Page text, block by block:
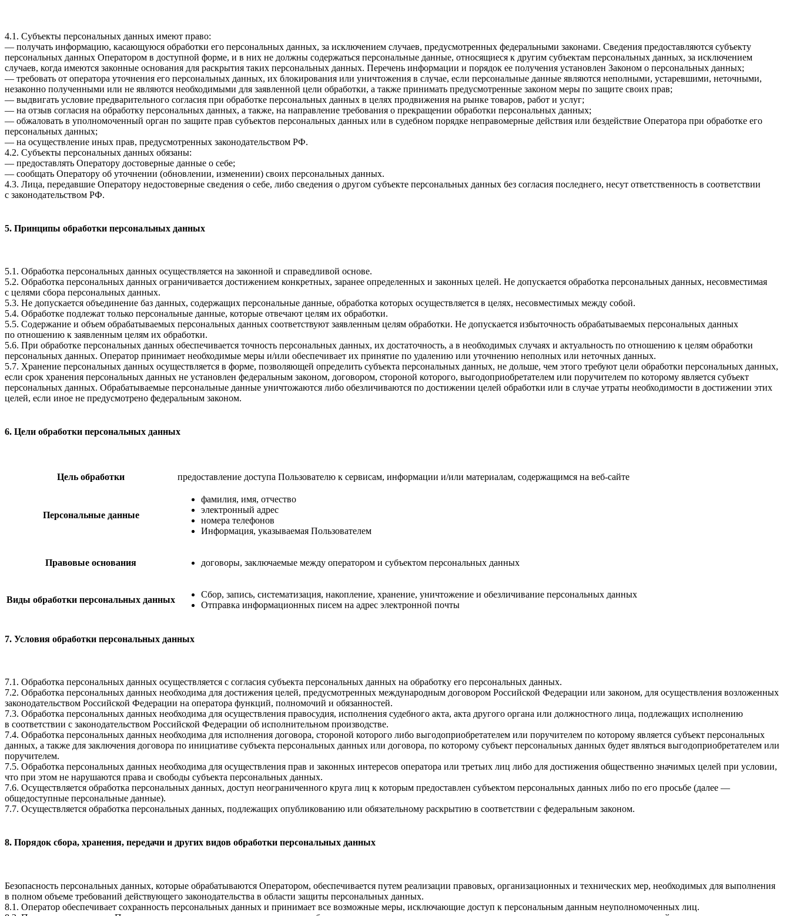
4.1. Субъекты персональных данных имеют право:
— получать информацию, касающуюся обработки его персональных данных, за исключением случаев, предусмотренных федеральными законами. Сведения предоставляются субъекту
персональных данных Оператором в доступной форме, и в них не должны содержаться персональные данные, относящиеся к другим субъектам персональных данных, за исключением
случаев, когда имеются законные основания для раскрытия таких персональных данных. Перечень информации и порядок ее получения установлен Законом о персональных данных;
— требовать от оператора уточнения его персональных данных, их блокирования или уничтожения в случае, если персональные данные являются неполными, устаревшими, неточными,
незаконно полученными или не являются необходимыми для заявленной цели обработки, а также принимать предусмотренные законом меры по защите своих прав;
— выдвигать условие предварительного согласия при обработке персональных данных в целях продвижения на рынке товаров, работ и услуг;
— на отзыв согласия на обработку персональных данных, а также, на направление требования о прекращении обработки персональных данных;
— обжаловать в уполномоченный орган по защите прав субъектов персональных данных или в судебном порядке неправомерные действия или бездействие Оператора при обработке его
персональных данных;
— на осуществление иных прав, предусмотренных законодательством РФ.
4.2. Субъекты персональных данных обязаны:
— предоставлять Оператору достоверные данные о себе;
— сообщать Оператору об уточнении (обновлении, изменении) своих персональных данных.
4.3. Лица, передавшие Оператору недостоверные сведения о себе, либо сведения о другом субъекте персональных данных без согласия последнего, несут ответственность в соответствии
с законодательством РФ.
5. Принципы обработки персональных данных
5.1. Обработка персональных данных осуществляется на законной и справедливой основе.
5.2. Обработка персональных данных ограничивается достижением конкретных, заранее определенных и законных целей. Не допускается обработка персональных данных, несовместимая
с целями сбора персональных данных.
5.3. Не допускается объединение баз данных, содержащих персональные данные, обработка которых осуществляется в целях, несовместимых между собой.
5.4. Обработке подлежат только персональные данные, которые отвечают целям их обработки.
5.5. Содержание и объем обрабатываемых персональных данных соответствуют заявленным целям обработки. Не допускается избыточность обрабатываемых персональных данных
по отношению к заявленным целям их обработки.
5.6. При обработке персональных данных обеспечивается точность персональных данных, их достаточность, а в необходимых случаях и актуальность по отношению к целям обработки
персональных данных. Оператор принимает необходимые меры и/или обеспечивает их принятие по удалению или уточнению неполных или неточных данных.
5.7. Хранение персональных данных осуществляется в форме, позволяющей определить субъекта персональных данных, не дольше, чем этого требуют цели обработки персональных данных,
если срок хранения персональных данных не установлен федеральным законом, договором, стороной которого, выгодоприобретателем или поручителем по которому является субъект
персональных данных. Обрабатываемые персональные данные уничтожаются либо обезличиваются по достижении целей обработки или в случае утраты необходимости в достижении этих
целей, если иное не предусмотрено федеральным законом.
6. Цели обработки персональных данных
Цель обработки предоставление доступа Пользователю к сервисам, информации и/или материалам, содержащимся на веб-сайте
Персональные данные
фамилия, имя, отчество
электронный адрес
номера телефонов
Информация, указываемая Пользователем
Правовые основания договоры, заключаемые между оператором и субъектом персональных данных
Виды обработки персональных данных
Сбор, запись, систематизация, накопление, хранение, уничтожение и обезличивание персональных данных
Отправка информационных писем на адрес электронной почты
7. Условия обработки персональных данных
7.1. Обработка персональных данных осуществляется с согласия субъекта персональных данных на обработку его персональных данных.
7.2. Обработка персональных данных необходима для достижения целей, предусмотренных международным договором Российской Федерации или законом, для осуществления возложенных
законодательством Российской Федерации на оператора функций, полномочий и обязанностей.
7.3. Обработка персональных данных необходима для осуществления правосудия, исполнения судебного акта, акта другого органа или должностного лица, подлежащих исполнению
в соответствии с законодательством Российской Федерации об исполнительном производстве.
7.4. Обработка персональных данных необходима для исполнения договора, стороной которого либо выгодоприобретателем или поручителем по которому является субъект персональных
данных, а также для заключения договора по инициативе субъекта персональных данных или договора, по которому субъект персональных данных будет являться выгодоприобретателем или
поручителем.
7.5. Обработка персональных данных необходима для осуществления прав и законных интересов оператора или третьих лиц либо для достижения общественно значимых целей при условии,
что при этом не нарушаются права и свободы субъекта персональных данных.
7.6. Осуществляется обработка персональных данных, доступ неограниченного круга лиц к которым предоставлен субъектом персональных данных либо по его просьбе (далее —
общедоступные персональные данные).
7.7. Осуществляется обработка персональных данных, подлежащих опубликованию или обязательному раскрытию в соответствии с федеральным законом.
8. Порядок сбора, хранения, передачи и других видов обработки персональных данных
Безопасность персональных данных, которые обрабатываются Оператором, обеспечивается путем реализации правовых, организационных и технических мер, необходимых для выполнения
в полном объеме требований действующего законодательства в области защиты персональных данных.
8.1. Оператор обеспечивает сохранность персональных данных и принимает все возможные меры, исключающие доступ к персональным данным неуполномоченных лиц.